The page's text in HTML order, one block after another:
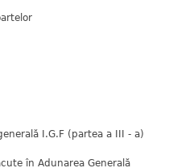
I.G.F (partea a III - a)
în Adunarea Generală